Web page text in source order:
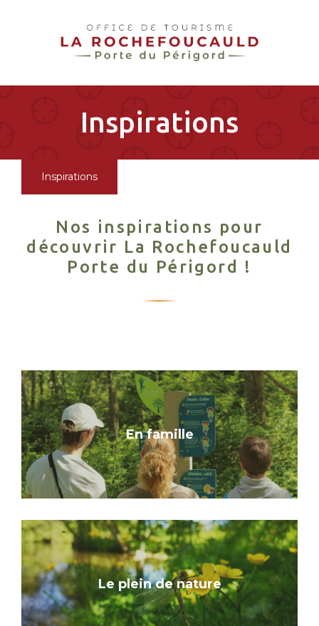
Inspirations
Inspirations
Nos inspirations pour
découvrir La Rochefoucauld
Porte du Périgord !
En famille
Le plein de nature